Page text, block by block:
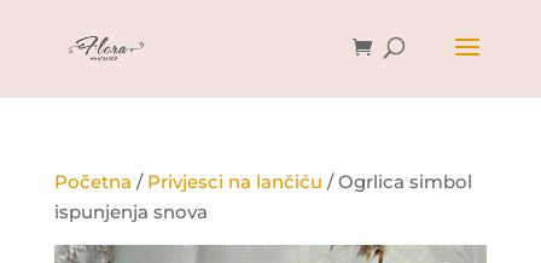
Početna / Privjesci na lančiću / Ogrlica simbol
ispunjenja snova